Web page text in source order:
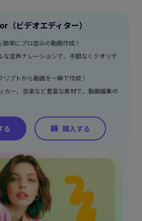
ビデオエディター）
単にプロ並みの動画作成！
な音声ナレーションで、手間なくクオリテ
リプトから動画を一瞬で作成！
カー、音楽など豊富な素材で、動画編集の